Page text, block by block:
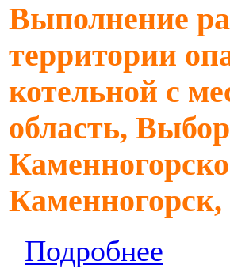
Выполнение
территории
котельной с
область,
Подробнее